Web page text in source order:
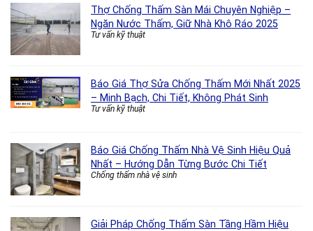
Thợ Chống Thấm Sàn Mái Chuyên Nghiệp –
Ngăn Nước Thấm, Giữ Nhà Khô Ráo 2025
Tư vấn kỹ thuật
Báo Giá Thợ Sửa Chống Thấm Mới Nhất 2025
– Minh Bạch, Chi Tiết, Không Phát Sinh
Tư vấn kỹ thuật
Báo Giá Chống Thấm Nhà Vệ Sinh Hiệu Quả
Nhất – Hướng Dẫn Từng Bước Chi Tiết
Chống thấm nhà vệ sinh
Giải Pháp Chống Thấm Sàn Tầng Hầm Hiệu